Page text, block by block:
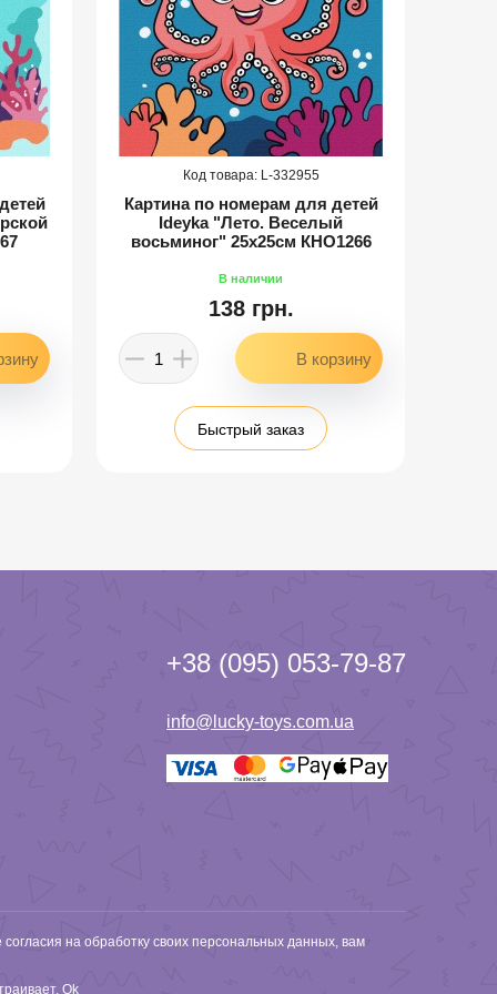
332955
Картина по номерам для детей
Ideyka "Лето. Веселый
восьминог" 25х25см КНО1266
138 грн.
Быстрый заказ
+38 (095) 053-79-87
info@lucky-toys.com.ua
на обработку своих персональных данных, вам
Ok